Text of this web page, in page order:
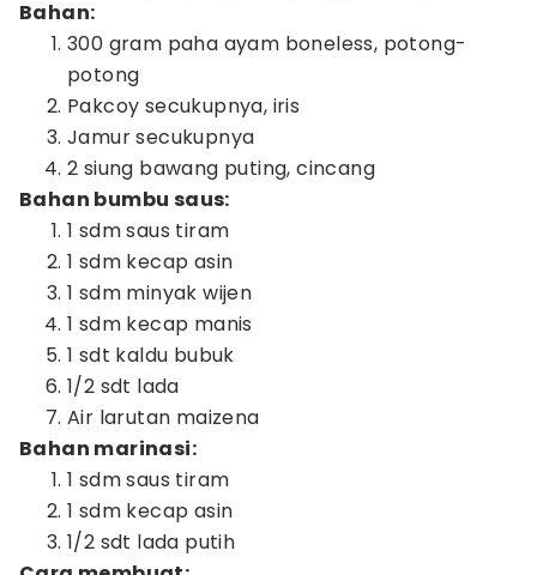
Bahan:
300 gram paha ayam boneless, potong-
potong
Pakcoy secukupnya, iris
Jamur secukupnya
2 siung bawang puting, cincang
Bahan bumbu saus:
1 sdm saus tiram
1 sdm kecap asin
1 sdm minyak wijen
1 sdm kecap manis
1 sdt kaldu bubuk
1/2 sdt lada
Air larutan maizena
Bahan marinasi:
1 sdm saus tiram
1 sdm kecap asin
1/2 sdt lada putih